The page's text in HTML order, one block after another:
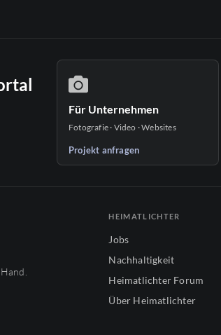
Für Unternehmen
Fotografie · Video · Websites
Projekt anfragen
HEIMATLICHTER
Jobs
Nachhaltigkeit
Heimatlichter Forum
Über Heimatlichter